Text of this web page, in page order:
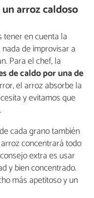
arroz caldoso
tener en cuenta la
de improvisar a
Para el chef, la
de caldo por una de
el arroz absorbe la
y evitamos que
cada grano también
concentrará todo
extra es usar
y bien concentrado.
más apetitoso y un